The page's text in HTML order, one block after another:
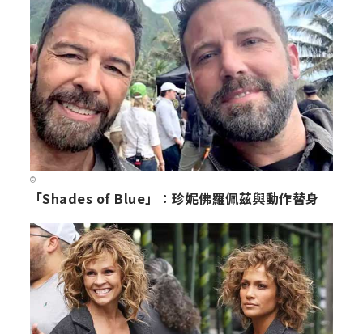
©
「Shades of Blue」：珍妮佛羅佩茲與動作替身